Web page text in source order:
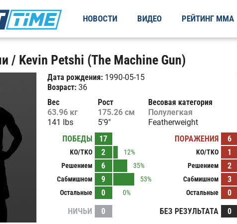
НОВОСТИ ВИДЕО РЕЙТИНГ ММА
/ Kevin Petshi (The Machine Gun)
Дата рождения:1990-05-15
Возраст:36
Вес
63.96 кг
141 lbs
Рост
175.26 см
5'9"
Весовая категория
Полулегкая
Featherweight
ПОБЕДЫ
17
KO/TKO 2
12%
Решением
6
35%
Сабмишном
9
53%
Остальные
0 0%
ПОРАЖЕНИЯ 6
KO/TKO 1
Решением
2
Сабмишном
3
Остальные
0
НИЧЬИ 0 БЕЗ РЕЗУЛЬТАТА 0